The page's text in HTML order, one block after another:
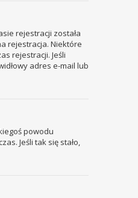
rejestracji została
rejestracja. Niektóre
rejestracji. Jeśli
adres e-mail lub
powodu
Jeśli tak się stało,